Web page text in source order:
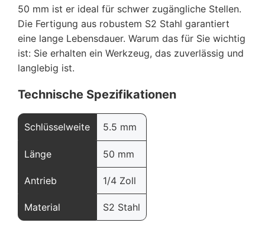
50 mm ist er ideal für schwer zugängliche Stellen.
Die Fertigung aus robustem S2 Stahl garantiert
eine lange Lebensdauer. Warum das für Sie wichtig
ist: Sie erhalten ein Werkzeug, das zuverlässig und
langlebig ist.
Technische Spezifikationen
Schlüsselweite 5.5 mm
Länge 50 mm
Antrieb 1/4 Zoll
Material S2 Stahl